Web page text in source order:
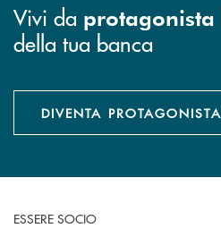
Vivi da protagonista
della tua banca
DIVENTA PROTAGONISTA
ESSERE SOCIO